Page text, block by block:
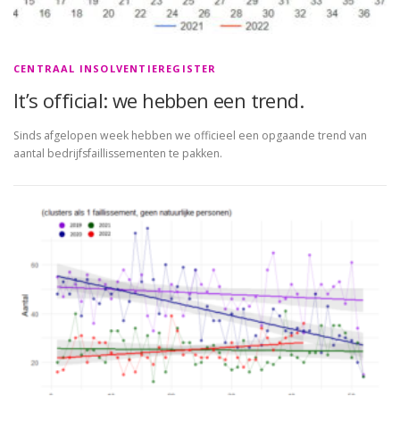
CENTRAAL INSOLVENTIEREGISTER
It’s official: we hebben een trend.
Sinds afgelopen week hebben we officieel een opgaande trend van
aantal bedrijfsfaillissementen te pakken.